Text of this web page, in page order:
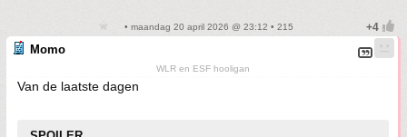
• maandag 20 april 2026 @ 23:12 • 215
Momo
WLR en ESF hooligan
Van de laatste dagen